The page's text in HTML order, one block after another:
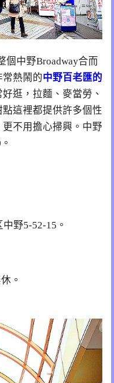
個中野Broadway合而
熱鬧的中野百老匯的
好逛，拉麵、麥當勞、
這裡都提供許多個性
不用擔心掃興。中野
野5-52-15。
。